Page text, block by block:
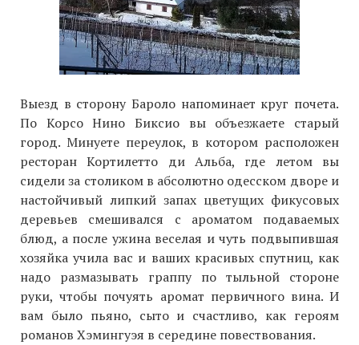
Выезд в сторону Бароло напоминает круг почета.
По Корсо Нино Биксио вы объезжаете старый
город. Минуете переулок, в котором расположен
ресторан Кортилетто ди Альба, где летом вы
сидели за столиком в абсолютно одесском дворе и
настойчивый липкий запах цветущих фикусовых
деревьев смешивался с ароматом подаваемых
блюд, а после ужина веселая и чуть подвыпившая
хозяйка учила вас и ваших красивых спутниц, как
надо размазывать граппу по тыльной стороне
руки, чтобы почуять аромат первичного вина. И
вам было пьяно, сыто и счастливо, как героям
романов Хэмингуэя в середине повествования.